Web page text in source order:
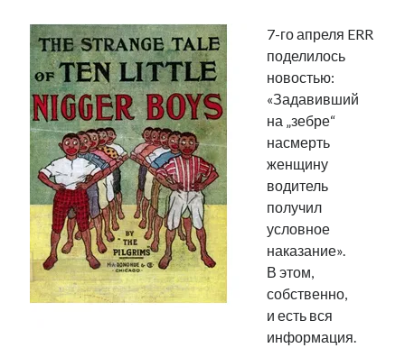
Нарва и северо-восток
Обзор прессы
Образование
Парламент и правительство
Фотографии
Экономика
Эстония и Россия
Юмор
Метки
radio narva takinada андрус ансип
видео война
7-го апреля ERR
поделилось
новостью:
«Задавивший
на „зебре“
насмерть
женщину
водитель
получил
условное
наказание».
В этом,
собственно,
и есть вся
информация.